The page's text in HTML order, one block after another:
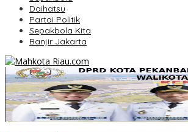
Daihatsu
Partai Politik
Sepakbola Kita
Banjir Jakarta